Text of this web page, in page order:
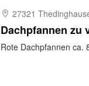
27321
Dachpfannen zu
Rote Dachpfannen ca.